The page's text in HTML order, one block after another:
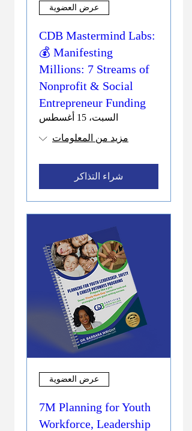
عرض العضوية
CDB Mastermind Labs:
💰 Manifesting
Millions: 7 Streams of
Nonprofit & Social
Entrepreneur Funding
السبت، 15 أغسطس
مزيد من المعلومات
شراء التذاكر
عرض العضوية
7M Planning for Youth
Workforce, Leadership